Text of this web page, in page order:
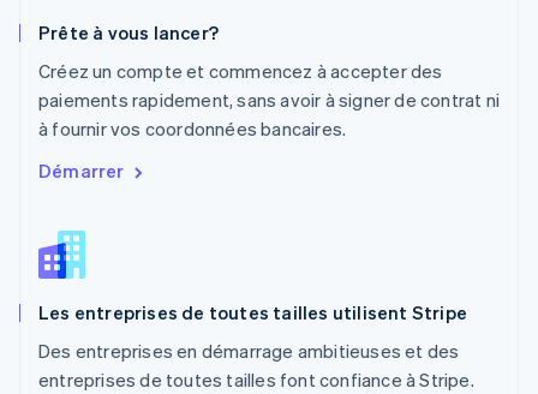
Prête à vous lancer?
Créez un compte et commencez à accepter des
paiements rapidement, sans avoir à signer de contrat ni
à fournir vos coordonnées bancaires.
Démarrer
Les entreprises de toutes tailles utilisent Stripe
Des entreprises en démarrage ambitieuses et des
entreprises de toutes tailles font confiance à Stripe.
Nederlands English
Portugal
Português English
RAS de Hong Kong, Chine
English
Roumanie
Royaume-Uni
Singapour
English简体中文